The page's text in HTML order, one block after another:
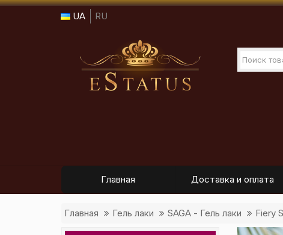
UA RU
Главная Доставка и оплата
Главная Гель лаки SAGA - Гель лаки Fiery